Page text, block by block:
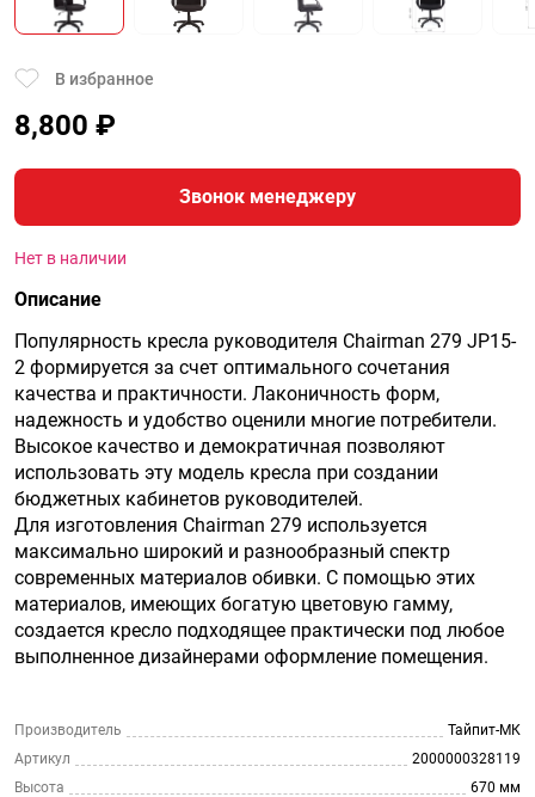
В избранное
8,800 ₽
Звонок менеджеру
Нет в наличии
Описание
Популярность кресла руководителя Chairman 279 JP15-
2 формируется за счет оптимального сочетания
качества и практичности. Лаконичность форм,
надежность и удобство оценили многие потребители.
Высокое качество и демократичная позволяют
использовать эту модель кресла при создании
бюджетных кабинетов руководителей.
Для изготовления Chairman 279 используется
максимально широкий и разнообразный спектр
современных материалов обивки. С помощью этих
материалов, имеющих богатую цветовую гамму,
создается кресло подходящее практически под любое
выполненное дизайнерами оформление помещения.
Производитель
Тайпит-МК
Артикул
2000000328119
Высота
670 мм